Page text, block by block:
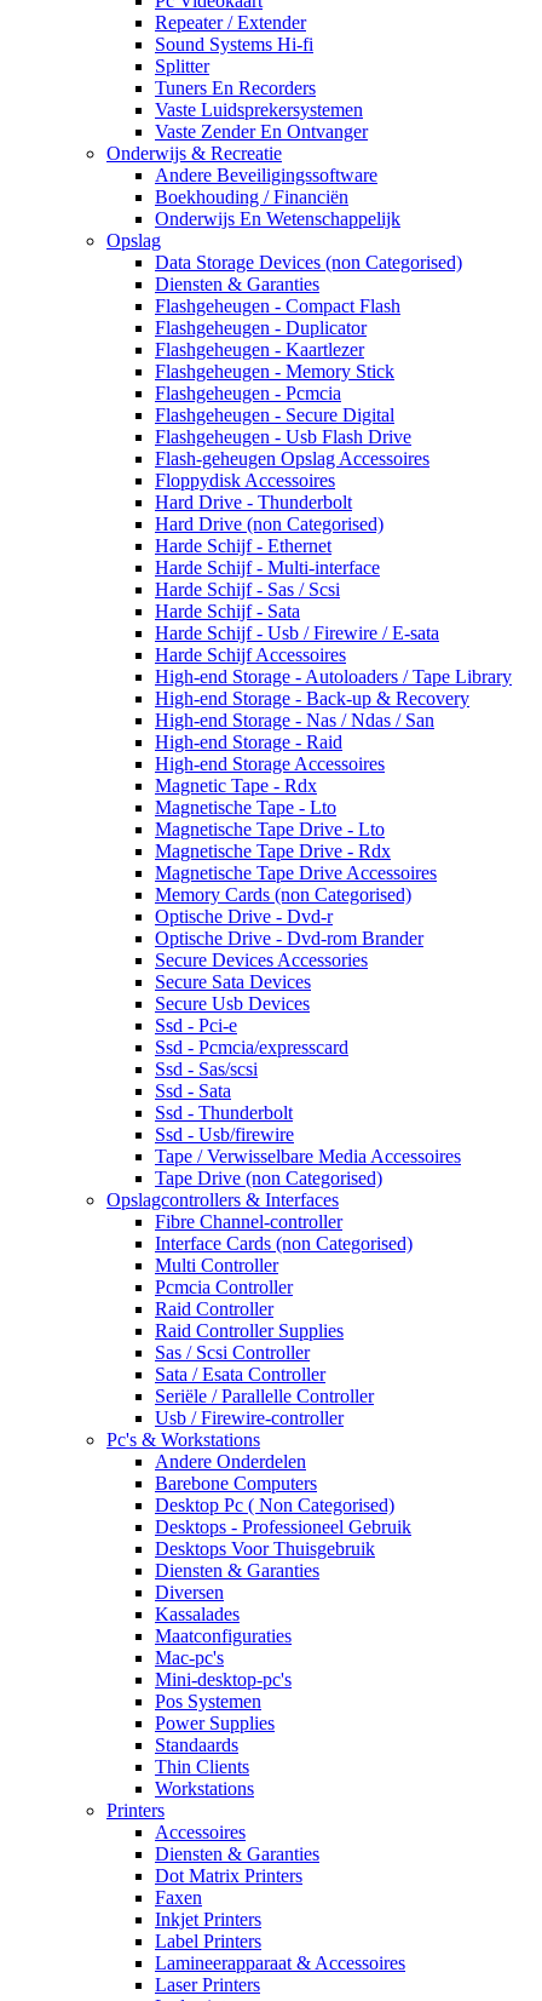
Repeater / Extender
Sound Systems Hi-fi
Splitter
Tuners En Recorders
Vaste Luidsprekersystemen
Vaste Zender En Ontvanger
Onderwijs & Recreatie
Andere Beveiligingssoftware
Boekhouding / Financiën
Onderwijs En Wetenschappelijk
Opslag
Data Storage Devices (non Categorised)
Diensten & Garanties
Flashgeheugen - Compact Flash
Flashgeheugen - Duplicator
Flashgeheugen - Kaartlezer
Flashgeheugen - Memory Stick
Flashgeheugen - Pcmcia
Flashgeheugen - Secure Digital
Flashgeheugen - Usb Flash Drive
Flash-geheugen Opslag Accessoires
Floppydisk Accessoires
Hard Drive - Thunderbolt
Hard Drive (non Categorised)
Harde Schijf - Ethernet
Harde Schijf - Multi-interface
Harde Schijf - Sas / Scsi
Harde Schijf - Sata
Harde Schijf - Usb / Firewire / E-sata
Harde Schijf Accessoires
High-end Storage - Autoloaders / Tape Library
High-end Storage - Back-up & Recovery
High-end Storage - Nas / Ndas / San
High-end Storage - Raid
High-end Storage Accessoires
Magnetic Tape - Rdx
Magnetische Tape - Lto
Magnetische Tape Drive - Lto
Magnetische Tape Drive - Rdx
Magnetische Tape Drive Accessoires
Memory Cards (non Categorised)
Optische Drive - Dvd-r
Optische Drive - Dvd-rom Brander
Secure Devices Accessories
Secure Sata Devices
Secure Usb Devices
Ssd - Pci-e
Ssd - Pcmcia/expresscard
Ssd - Sas/scsi
Ssd - Sata
Ssd - Thunderbolt
Ssd - Usb/firewire
Tape / Verwisselbare Media Accessoires
Tape Drive (non Categorised)
Opslagcontrollers & Interfaces
Fibre Channel-controller
Interface Cards (non Categorised)
Multi Controller
Pcmcia Controller
Raid Controller
Raid Controller Supplies
Sas / Scsi Controller
Sata / Esata Controller
Seriële / Parallelle Controller
Usb / Firewire-controller
Pc's & Workstations
Andere Onderdelen
Barebone Computers
Desktop Pc ( Non Categorised)
Desktops - Professioneel Gebruik
Desktops Voor Thuisgebruik
Diensten & Garanties
Diversen
Kassalades
Maatconfiguraties
Mac-pc's
Mini-desktop-pc's
Pos Systemen
Power Supplies
Standaards
Thin Clients
Workstations
Printers
Accessoires
Diensten & Garanties
Dot Matrix Printers
Faxen
Inkjet Printers
Label Printers
Lamineerapparaat & Accessoires
Laser Printers